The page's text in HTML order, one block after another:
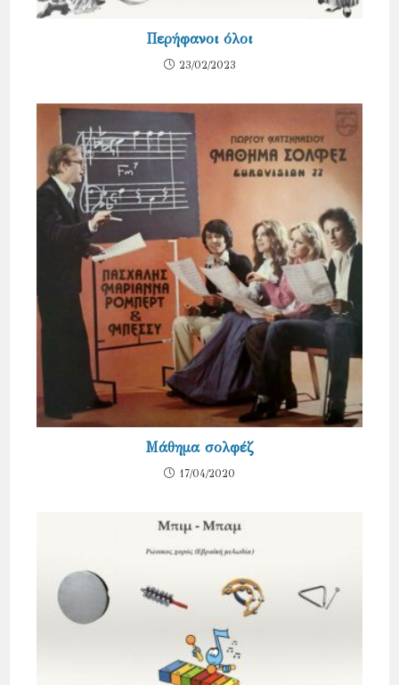
Περήφανοι όλοι
23/02/2023
Μάθημα σολφέζ
17/04/2020